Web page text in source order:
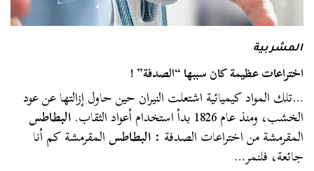
المشربية
اختراعات عظيمة كان سببها “الصدفة” !
…تلك المواد كيميائية اشتعلت النيران حين حاول إزالتها عن عود
الخشب، ومنذ عام 1826 بدأ استخدام أعواد الثقاب. البطاطس
المقرمشة من اختراعات الصدفة :البطاطسالمقرمشة كم أنا
جائعة، فلنمر…